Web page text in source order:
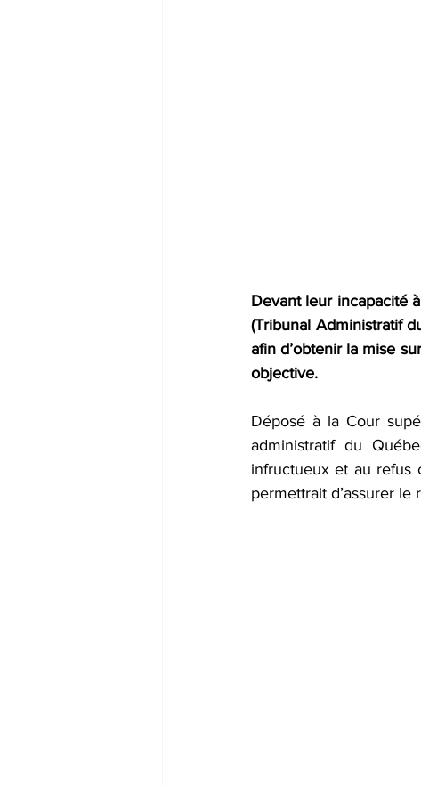
Devant leur incapacité
(Tribunal Administratif
afin d’obtenir la mise
objective.
Déposé à la Cour
administratif du
infructueux et au refus
permettrait d’assurer